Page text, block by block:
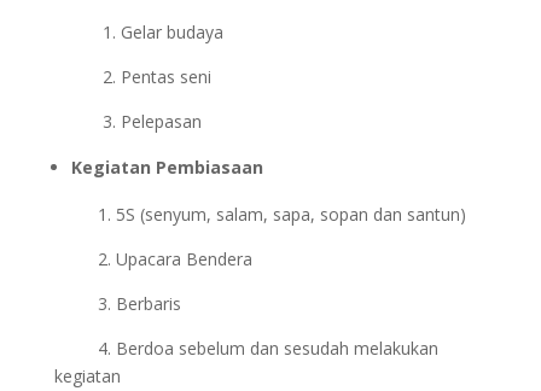
1. Gelar budaya
2. Pentas seni
3. Pelepasan
Kegiatan Pembiasaan
1. 5S (senyum, salam, sapa, sopan dan santun)
2. Upacara Bendera
3. Berbaris
4. Berdoa sebelum dan sesudah melakukan
kegiatan